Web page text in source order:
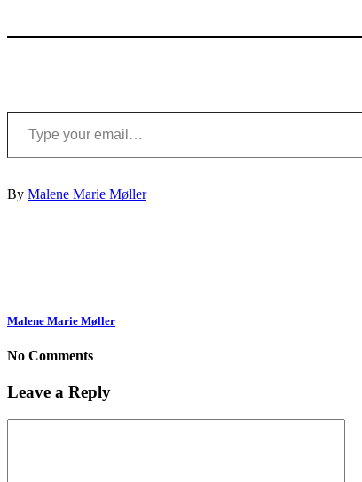
Type your email…
By Malene Marie Møller
Malene Marie Møller
No Comments
Leave a Reply